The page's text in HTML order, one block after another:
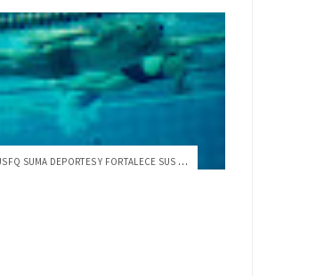
LA USFQ SUMA DEPORTES Y FORTALECE SUS SE...